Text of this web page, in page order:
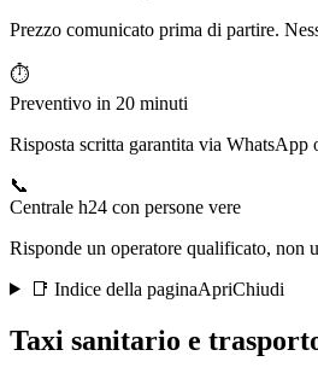
Prezzo comunicato prima di partire.
⏱️
Preventivo in 20 minuti
Risposta scritta garantita via WhatsApp
📞
Centrale h24 con persone vere
Risponde un operatore qualificato, non
📑 Indice della paginaApriChiudi
Taxi sanitario e